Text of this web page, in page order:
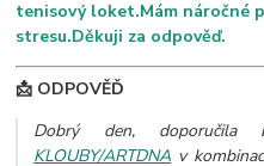
tenisový loket.Mám náročné
stresu.Děkuji za odpověď.
📩 ODPOVĚĎ
Dobrý den, doporučila
KLOUBY/ARTDNA v